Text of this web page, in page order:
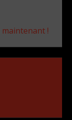
!